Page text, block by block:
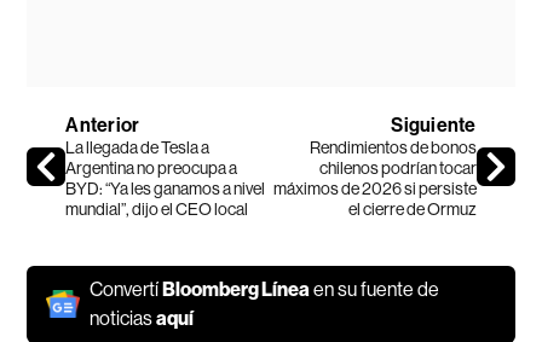
Anterior
La llegada de Tesla a
Argentina no preocupa a
BYD: “Ya les ganamos a nivel
mundial”, dijo el CEO local
Siguiente
Rendimientos de bonos
chilenos podrían tocar
máximos de 2026 si persiste
el cierre de Ormuz
ConvertíBloomberg Línea en su fuente de
noticiasaquí